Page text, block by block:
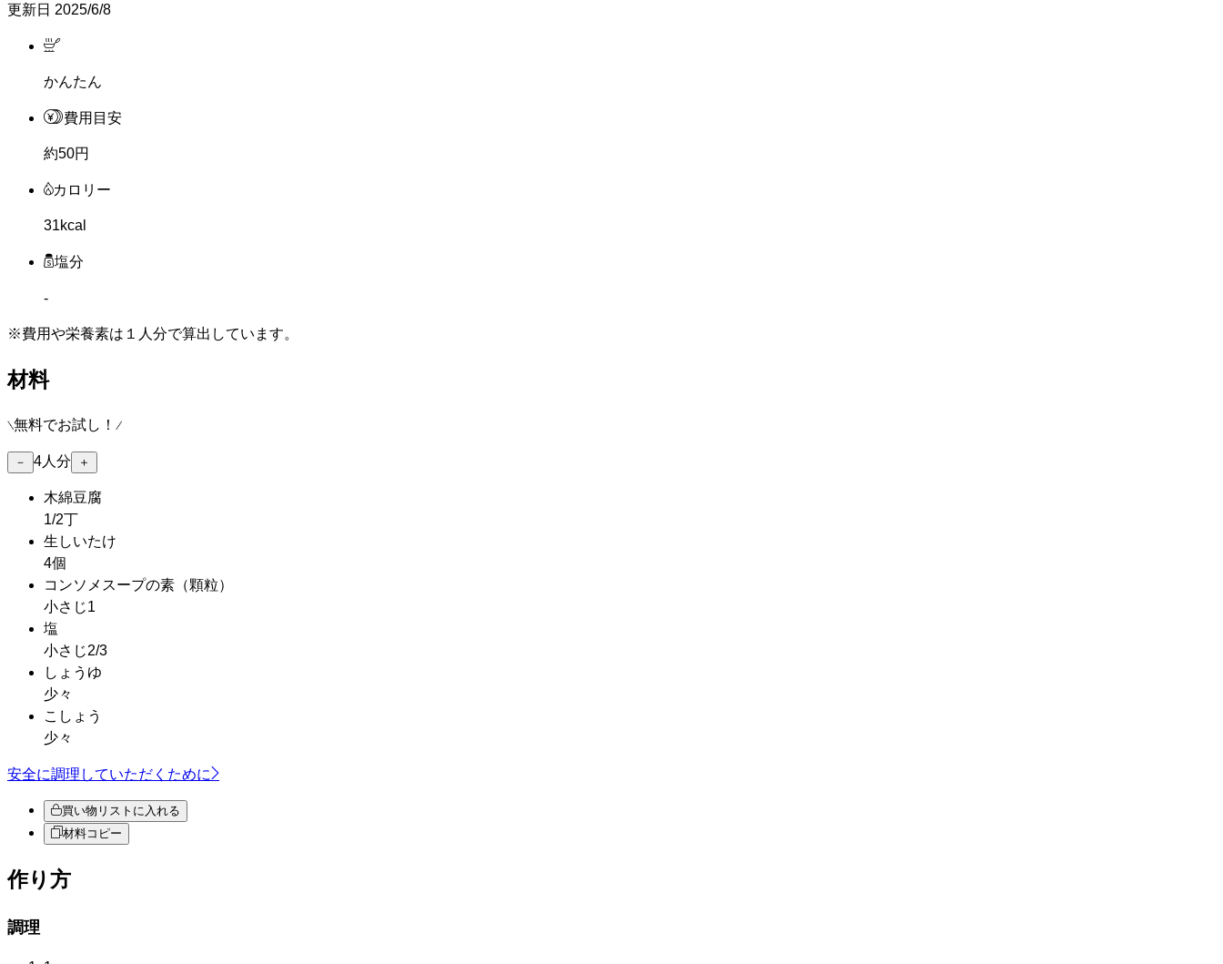
更新日 2025/6/8
かんたん
費用目安
約50円
カロリー
31kcal
塩分
-
※費用や栄養素は １人分で算出しています。
材料
無料でお試し！
－ 4人分 ＋
木綿豆腐
1/2丁
生しいたけ
4個
コンソメスープの素 （顆粒）
小さじ1
塩
小さじ2/3
しょうゆ
少々
こしょう
少々
安全に調理していただくために
買い物リストに入れる
材料コピー
作り方
調理